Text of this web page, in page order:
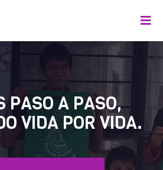
PASO A PASO,
VIDA POR VIDA.